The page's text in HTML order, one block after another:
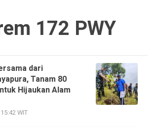
172 PWY
dari
Tanam 80
Hijaukan Alam
WIT